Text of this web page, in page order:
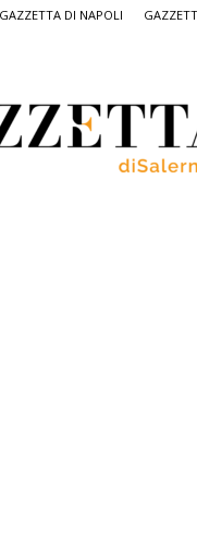
GAZZETTA DI NAPOLI
Salerno,
il
quotidiano